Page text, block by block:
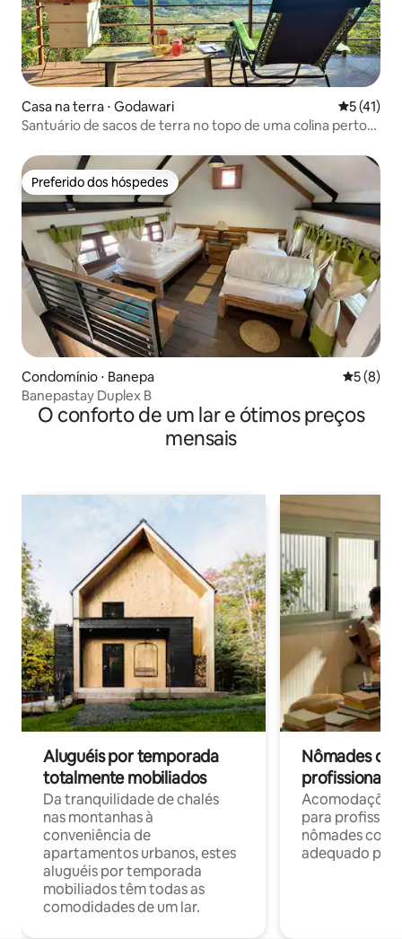
Casa na terra ⋅ Godawari 5 de uma
5 (41)
Santuário de sacos de terra no topo de uma colina perto
Preferido dos hóspedes
Preferido dos hóspedes
Condomínio ⋅ Banepa 5 de
5 (8)
Banepastay Duplex B
O conforto de um lar e ótimos preços
mensais
Aluguéis por temporada
totalmente mobiliados
Da tranquilidade de chalés
nas montanhas à
conveniência de
apartamentos urbanos, estes
aluguéis por temporada
mobiliados têm todas as
comodidades de um lar.
Nômades
profissionais
para
nômades com
adequado